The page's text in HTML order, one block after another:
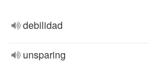
debilidad
unsparing